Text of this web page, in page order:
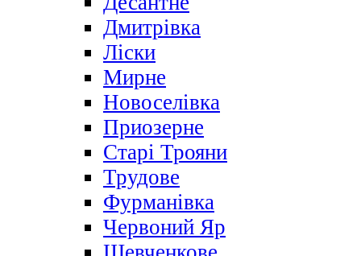
Дмитрівка
Ліски
Мирне
Новоселівка
Приозерне
Старі Трояни
Трудове
Фурманівка
Червоний Яр